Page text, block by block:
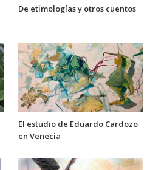
De etimologías y otros cuentos
El estudio de Eduardo Cardozo
en Venecia